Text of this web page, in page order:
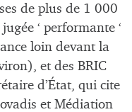
de plus de 1 000
‘ performante ‘
loin devant la
et des BRIC
d’État, qui cite
et Médiation